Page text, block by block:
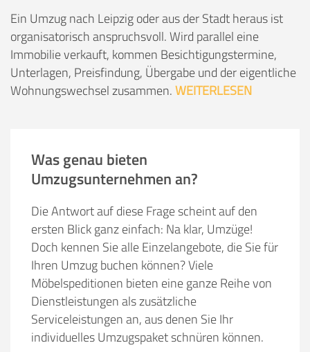
Ein Umzug nach Leipzig oder aus der Stadt heraus ist
organisatorisch anspruchsvoll. Wird parallel eine
Immobilie verkauft, kommen Besichtigungstermine,
Unterlagen, Preisfindung, Übergabe und der eigentliche
Wohnungswechsel zusammen.WEITERLESEN
Was genau bieten
Umzugsunternehmen an?
Die Antwort auf diese Frage scheint auf den
ersten Blick ganz einfach: Na klar, Umzüge!
Doch kennen Sie alle Einzelangebote, die Sie für
Ihren Umzug buchen können? Viele
Möbelspeditionen bieten eine ganze Reihe von
Dienstleistungen als zusätzliche
Serviceleistungen an, aus denen Sie Ihr
individuelles Umzugspaket schnüren können.